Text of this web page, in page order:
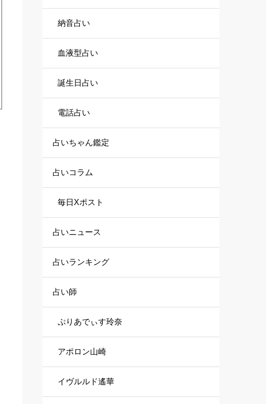
納音占い
血液型占い
誕生日占い
電話占い
占いちゃん鑑定
占いコラム
毎日Xポスト
占いニュース
占いランキング
占い師
ぷりあでぃす玲奈
アポロン山崎
イヴルルド遙華